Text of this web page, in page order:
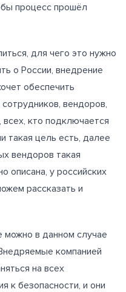
процесс прошёл
для чего это нужно
о России, внедрение
обеспечить
вендоров,
кто подключается
такая цель есть, далее
вендоров такая
описана, у российских
рассказать и
можно в данном случае
компанией
на всех
к безопасности, и они